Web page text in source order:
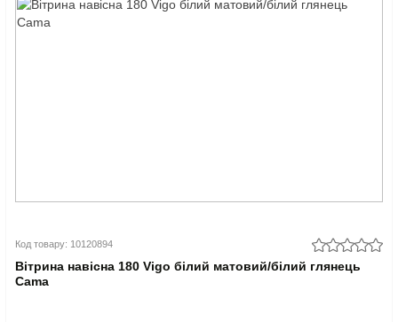
Код товару: 10120894
Вітрина навісна 180 Vigo білий матовий/білий глянець
Cama